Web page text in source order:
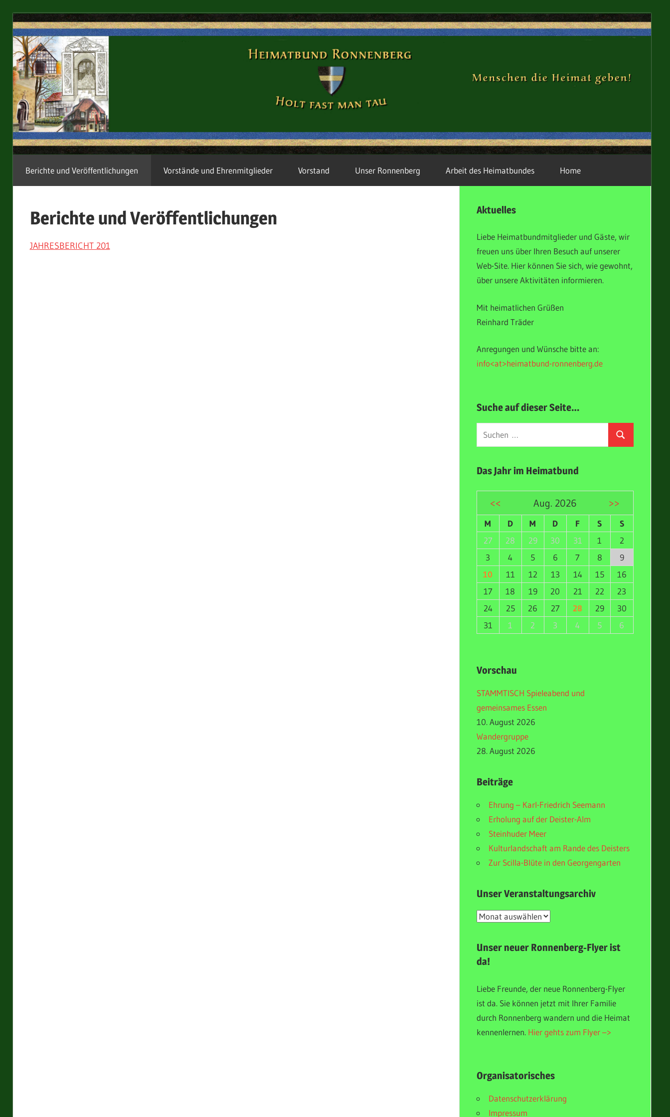
Zum
Inhalt
springen
Calenberger
Land
Berichte und Veröffentlichungen Vorstände und Ehrenmitglieder Vorstand Unser Ronnenberg Arbeit des Heimatbundes Home
Berichte und Veröffentlichungen
JAHRESBERICHT 201
Aktuelles
Liebe Heimatbundmitglieder und Gäste, wir
freuen uns über Ihren Besuch auf unserer
Web-Site. Hier können Sie sich, wie gewohnt,
über unsere Aktivitäten informieren.
Mit heimatlichen Grüßen
Reinhard Träder
Anregungen und Wünsche bitte an:
info<at>heimatbund-ronnenberg.de
Suche auf dieser Seite…
Suchen
nach:
Suchen
Das Jahr im Heimatbund
<< Aug. 2026 >>
M D M D F S
S
27
28 29 30 31 1
2
3
4 5 6 7 8
9
10
11 12 13 14 15
16
17
18 19 20 21 22
23
24
25 26 27 28 29
30
31
1 2 3 4 5 6
Vorschau
STAMMTISCH Spieleabend und
gemeinsames Essen
10. August 2026
Wandergruppe
28. August 2026
Beiträge
Ehrung – Karl-Friedrich Seemann
Erholung auf der Deister-Alm
Steinhuder Meer
Kulturlandschaft am Rande des Deisters
Zur Scilla-Blüte in den Georgengarten
Unser Veranstaltungsarchiv
Unser
Unser neuer Ronnenberg-Flyer ist
da!
Liebe Freunde, der neue Ronnenberg-Flyer
ist da. Sie können jetzt mit Ihrer Familie
durch Ronnenberg wandern und die Heimat
kennenlernen. Hier gehts zum Flyer –>
Organisatorisches
Datenschutzerklärung
Impressum